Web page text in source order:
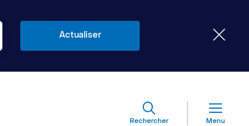
Rechercher Menu